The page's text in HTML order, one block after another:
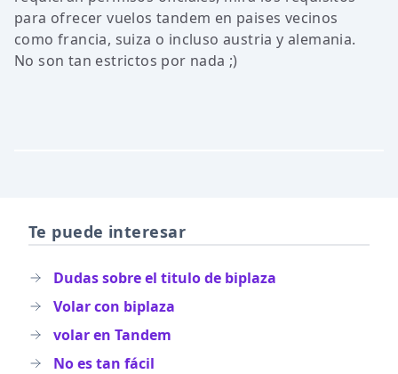
para ofrecer vuelos tandem en paises vecinos
como francia, suiza o incluso austria y alemania.
No son tan estrictos por nada ;)
Te puede interesar
Dudas sobre el titulo de biplaza
Volar con biplaza
volar en Tandem
No es tan fácil